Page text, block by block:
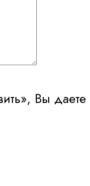
Вы даете